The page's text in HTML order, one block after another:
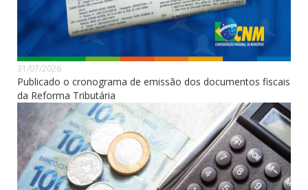
31/07/2026
Publicado o cronograma de emissão dos documentos fiscais
da Reforma Tributária